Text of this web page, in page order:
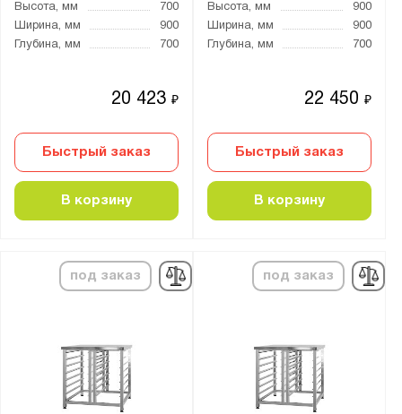
Высота, мм
700
Ширина, мм
900
Глубина, мм
700
20 423₽
Быстрый заказ
В корзину
Высота, мм
900
Ширина, мм
900
Глубина, мм
700
22 450₽
Быстрый заказ
В корзину
под заказ под заказ